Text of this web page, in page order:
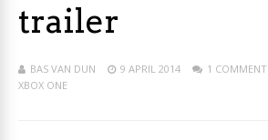
trailer
BAS VAN DUN 9 APRIL 2014 1 COMMENT
XBOX ONE